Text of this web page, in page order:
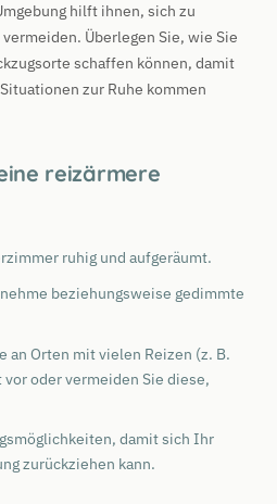
hilft ihnen, sich zu
Überlegen Sie, wie Sie
schaffen können, damit
zur Ruhe kommen
reizärmere
ruhig und aufgeräumt.
beziehungsweise gedimmte
an Orten mit vielen Reizen (z. B.
oder vermeiden Sie diese,
damit sich Ihr
zurückziehen kann.